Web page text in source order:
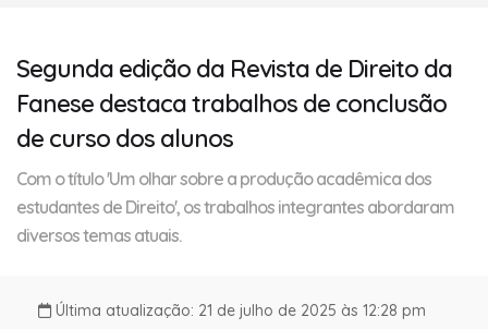
Segunda edição da Revista de Direito da
Fanese destaca trabalhos de conclusão
de curso dos alunos
Com o título 'Um olhar sobre a produção acadêmica dos
estudantes de Direito', os trabalhos integrantes abordaram
diversos temas atuais.
Última atualização: 21 de julho de 2025 às 12:28 pm